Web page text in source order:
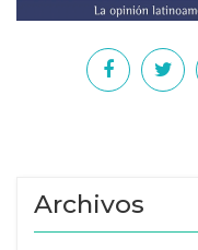
Archivos